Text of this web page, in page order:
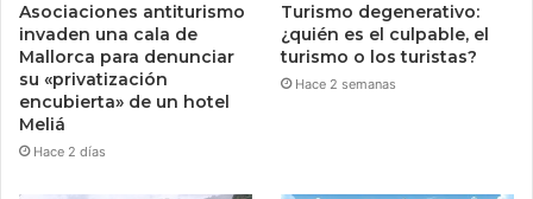
Asociaciones antiturismo
invaden una cala de
Mallorca para denunciar
su «privatización
encubierta» de un hotel
Meliá
Hace 2 días
Turismo degenerativo:
¿quién es el culpable, el
turismo o los turistas?
Hace 2 semanas